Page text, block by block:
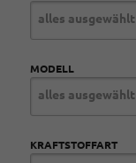
alles ausgewählt
MODELL
alles ausgewählt
KRAFTSTOFFART